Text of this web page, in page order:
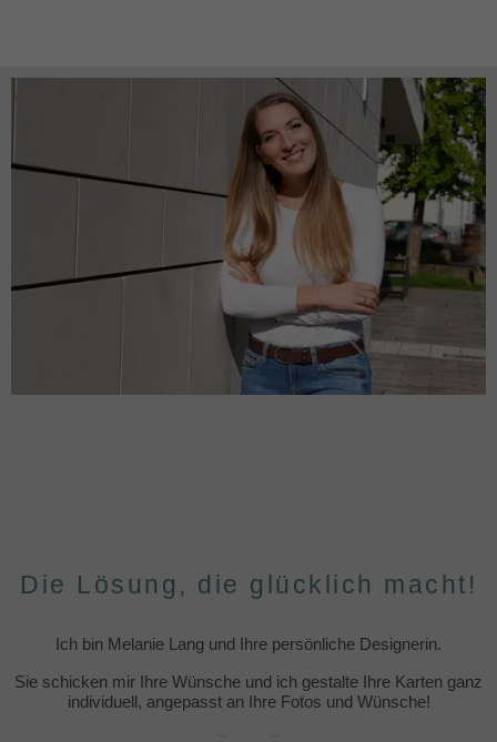
Die Lösung, die glücklich macht!
Ich bin Melanie Lang und Ihre persönliche Designerin.
Sie schicken mir Ihre Wünsche und ich gestalte Ihre Karten ganz
individuell, angepasst an Ihre Fotos und Wünsche!